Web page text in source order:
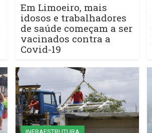
Em Limoeiro, mais
idosos e trabalhadores
de saúde começam a ser
vacinados contra a
Covid-19